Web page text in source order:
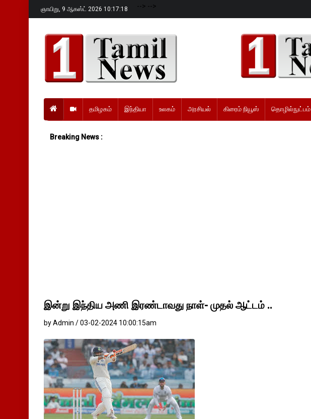
ஞாயிறு, 9 ஆகஸ்ட் 2026 10:17:20 --> -->
தமிழகம் இந்தியா உலகம் அரசியல் கிரைம் நியூஸ் தொழில்நுட்பம்
Breaking News :
இன்று இந்திய அணி இரண்டாவது நாள்- முதல் ஆட்டம் ..
by Admin / 03-02-2024 10:00:15am